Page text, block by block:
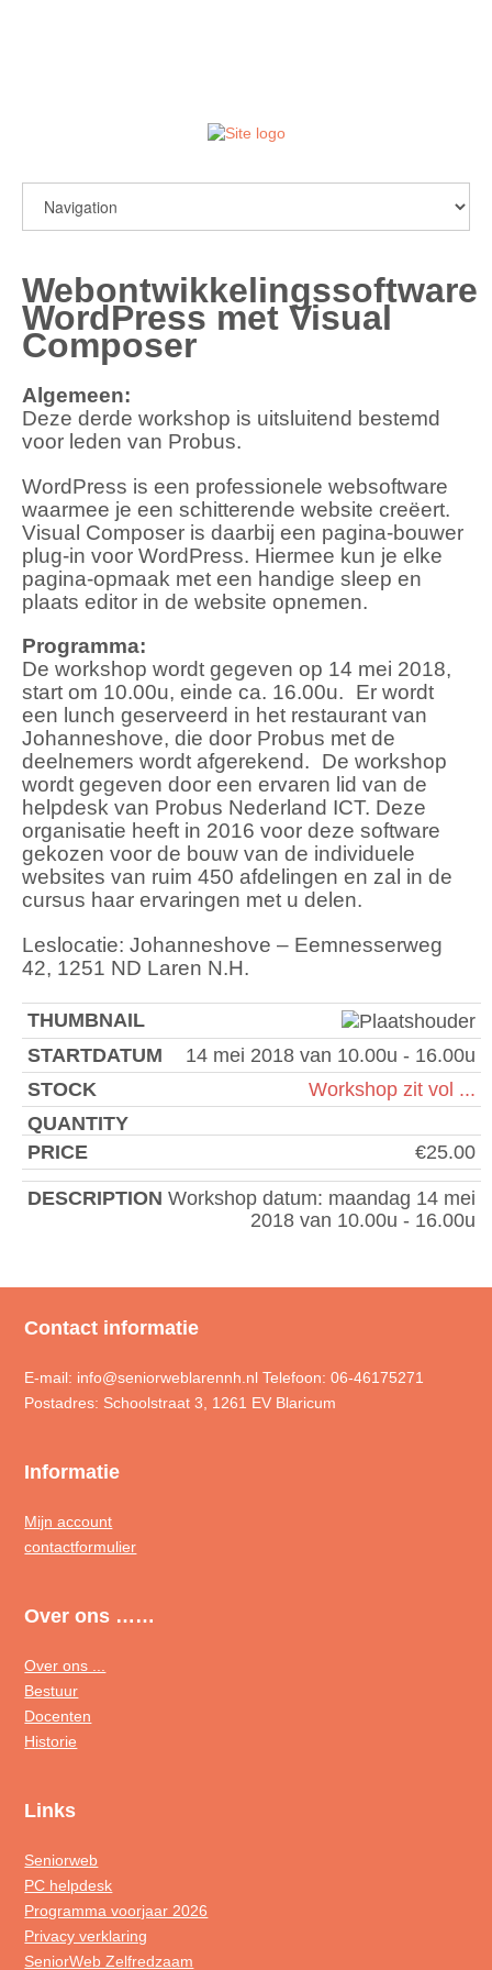
Webontwikkelingssoftware
WordPress met Visual
Composer
Algemeen:
Deze derde workshop is uitsluitend bestemd
voor leden van Probus.
WordPress is een professionele websoftware
waarmee je een schitterende website creëert.
Visual Composer is daarbij een pagina-bouwer
plug-in voor WordPress. Hiermee kun je elke
pagina-opmaak met een handige sleep en
plaats editor in de website opnemen.
Programma:
De workshop wordt gegeven op 14 mei 2018,
start om 10.00u, einde ca. 16.00u. Er wordt
een lunch geserveerd in het restaurant van
Johanneshove, die door Probus met de
deelnemers wordt afgerekend. De workshop
wordt gegeven door een ervaren lid van de
helpdesk van Probus Nederland ICT. Deze
organisatie heeft in 2016 voor deze software
gekozen voor de bouw van de individuele
websites van ruim 450 afdelingen en zal in de
cursus haar ervaringen met u delen.
Leslocatie: Johanneshove – Eemnesserweg
42, 1251 ND Laren N.H.
14 mei 2018 van 10.00u - 16.00u
Workshop zit vol ...
€25.00
Workshop datum: maandag 14 mei
2018 van 10.00u - 16.00u
Contact informatie
E-mail: info@seniorweblarennh.nl Telefoon: 06-46175271
Postadres: Schoolstraat 3, 1261 EV Blaricum
Informatie
Mijn account
contactformulier
Over ons ……
Over ons ...
Bestuur
Docenten
Historie
Links
Seniorweb
PC helpdesk
Programma voorjaar 2026
Privacy verklaring
SeniorWeb Zelfredzaam